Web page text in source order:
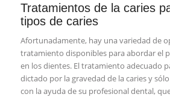
Tratamientos de la caries
tipos de caries
Afortunadamente, hay una variedad de
tratamiento disponibles para abordar el
en los dientes. El tratamiento adecuado
dictado por la gravedad de la caries y
con la ayuda de su profesional dental,